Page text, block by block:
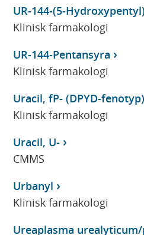
UR-144-(5-Hydroxypentyl)
Klinisk farmakologi
UR-144-Pentansyra
Klinisk farmakologi
Uracil, fP- (DPYD-fenotyp)
Klinisk farmakologi
Uracil, U-
CMMS
Urbanyl
Klinisk farmakologi
Ureaplasma